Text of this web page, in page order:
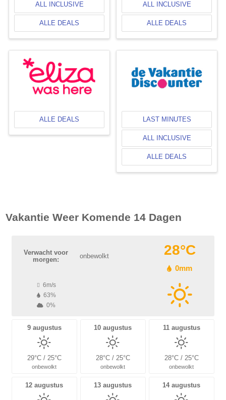
ALL INCLUSIVE
ALLE DEALS
ALL INCLUSIVE
ALLE DEALS
ALLE DEALS LAST MINUTES
ALL INCLUSIVE
ALLE DEALS
Vakantie Weer Komende 14 Dagen
Verwacht voor
morgen:
onbewolkt 28°C
0mm
6m/s
63%
0%
9 augustus
29°C / 25°C
onbewolkt
10 augustus
28°C / 25°C
onbewolkt
11 augustus
28°C / 25°C
onbewolkt
12 augustus 13 augustus 14 augustus